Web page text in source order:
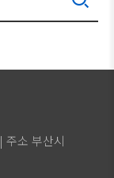
주소 부산시